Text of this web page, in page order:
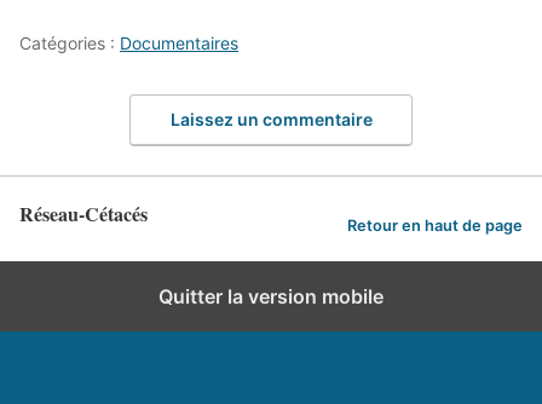
Catégories : Documentaires
Laissez un commentaire
Réseau-Cétacés Retour en haut de page
Quitter la version mobile